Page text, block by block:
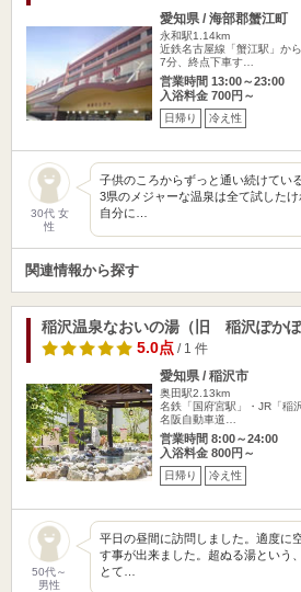
愛知県 / 海部郡蟹江町
永和駅1.14km
近鉄名古屋線「蟹江駅」か
7分、終点下車す…
営業時間 13:00～23:00
入浴料金 700円～
日帰り 冷え性
30代 女
性
子供のころからずっと通い続けてい
3県のメジャーな温泉は全て試した
自分に…
関連情報から探す
稲沢温泉なおいの湯（旧 稲沢ぽかぽ
5.0点/ 1 件
愛知県 / 稲沢市
奥田駅2.13km
名鉄「国府宮駅」・JR「稲
名阪自動車道…
営業時間 8:00～24:00
入浴料金 800円～
日帰り 冷え性
50代～
男性
平日の昼間に訪問しました。適度に
す事が出来ました。超ぬる湯という
とて…